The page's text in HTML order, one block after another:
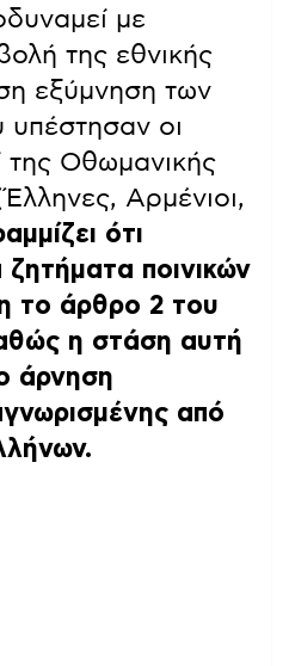
με
της εθνικής
εξύμνηση των
υπέστησαν οι
της Οθωμανικής
Αρμένιοι,
ότι
ζητήματα ποινικών
το άρθρο 2 του
η στάση αυτή
άρνηση
από